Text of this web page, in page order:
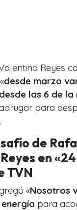
Reyes
desde marzo
las 6 de la
para
de
en
TVN
«Nosotros
para